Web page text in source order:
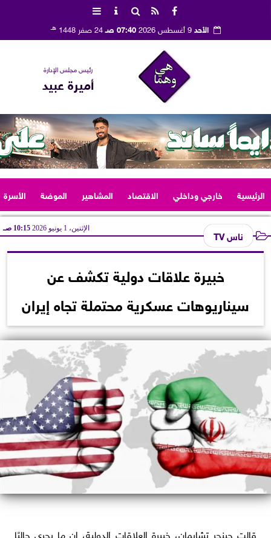
الأحد9 أغسطس 2026 07:40 صـ 24 صفر 1448 هـ
رئيس مجلس الإدارة
أميرة عبيد
الرئيسية خارجي وداخلي الاقتصاد المشاهير الموضة الأسرة
ناس TV الإثنين، 1 يونيو 2026 10:15 صـ
خبيرة علاقات دولية تكشف عن
سيناريوهات عسكرية محتملة تجاه إيران
قالت جينجر تشابمان، خبيرة العلاقات الدولية، إن ما يجري حاليًا